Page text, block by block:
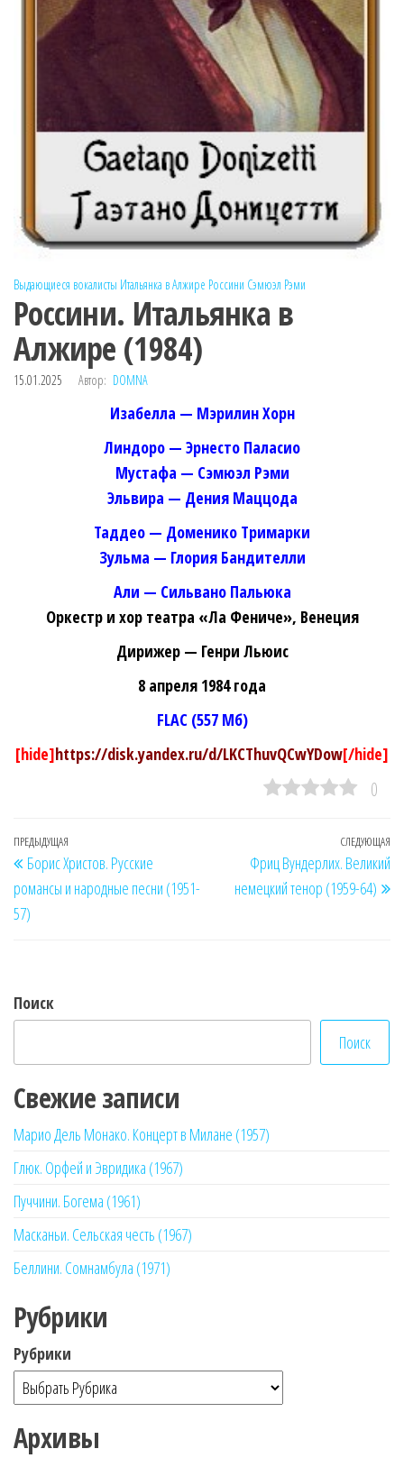
Выдающиеся вокалисты Итальянка в Алжире Россини Сэмюэл Рэми
Россини. Итальянка в
Алжире (1984)
15.01.2025 Автор: DOMNA
Изабелла — Мэрилин Хорн
Линдоро — Эрнесто Паласио
Мустафа — Сэмюэл Рэми
Эльвира — Дения Маццода
Таддео — Доменико Тримарки
Зульма — Глория Бандителли
Али — Сильвано Пальюка
Оркестр и хор театра «Ла Фениче», Венеция
Дирижер — Генри Льюис
8 апреля 1984 года
FLAC (557 Мб)
[hide]https://disk.yandex.ru/d/LKCThuvQCwYDow[/hide]
0
Навигация
по
записям
Предыдущая
запись
ПРЕДЫДУЩАЯ
Борис Христов. Русские
романсы и народные песни (1951-
57)
СЛЕДУЮЩАЯ
Фриц Вундерлих. Великий
немецкий тенор (1959-64)
Поиск
Поиск
Свежие записи
Марио Дель Монако. Концерт в Милане (1957)
Глюк. Орфей и Эвридика (1967)
Пуччини. Богема (1961)
Масканьи. Сельская честь (1967)
Беллини. Сомнамбула (1971)
Рубрики
Рубрики
Архивы